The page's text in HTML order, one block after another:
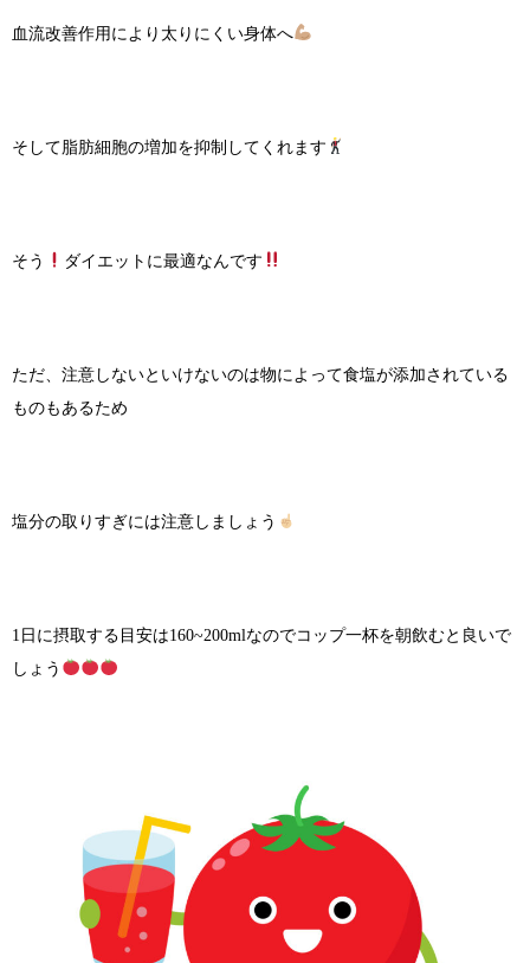
血流改善作用により太りにくい身体へ
そして脂肪細胞の増加を抑制してくれます
そう ダイエットに最適なんです
ただ、注意しないといけないのは物によって食塩が添加されている
ものもあるため
塩分の取りすぎには注意しましょう
1日に摂取する目安は160~200mlなのでコップ一杯を朝飲むと良いで
しょう